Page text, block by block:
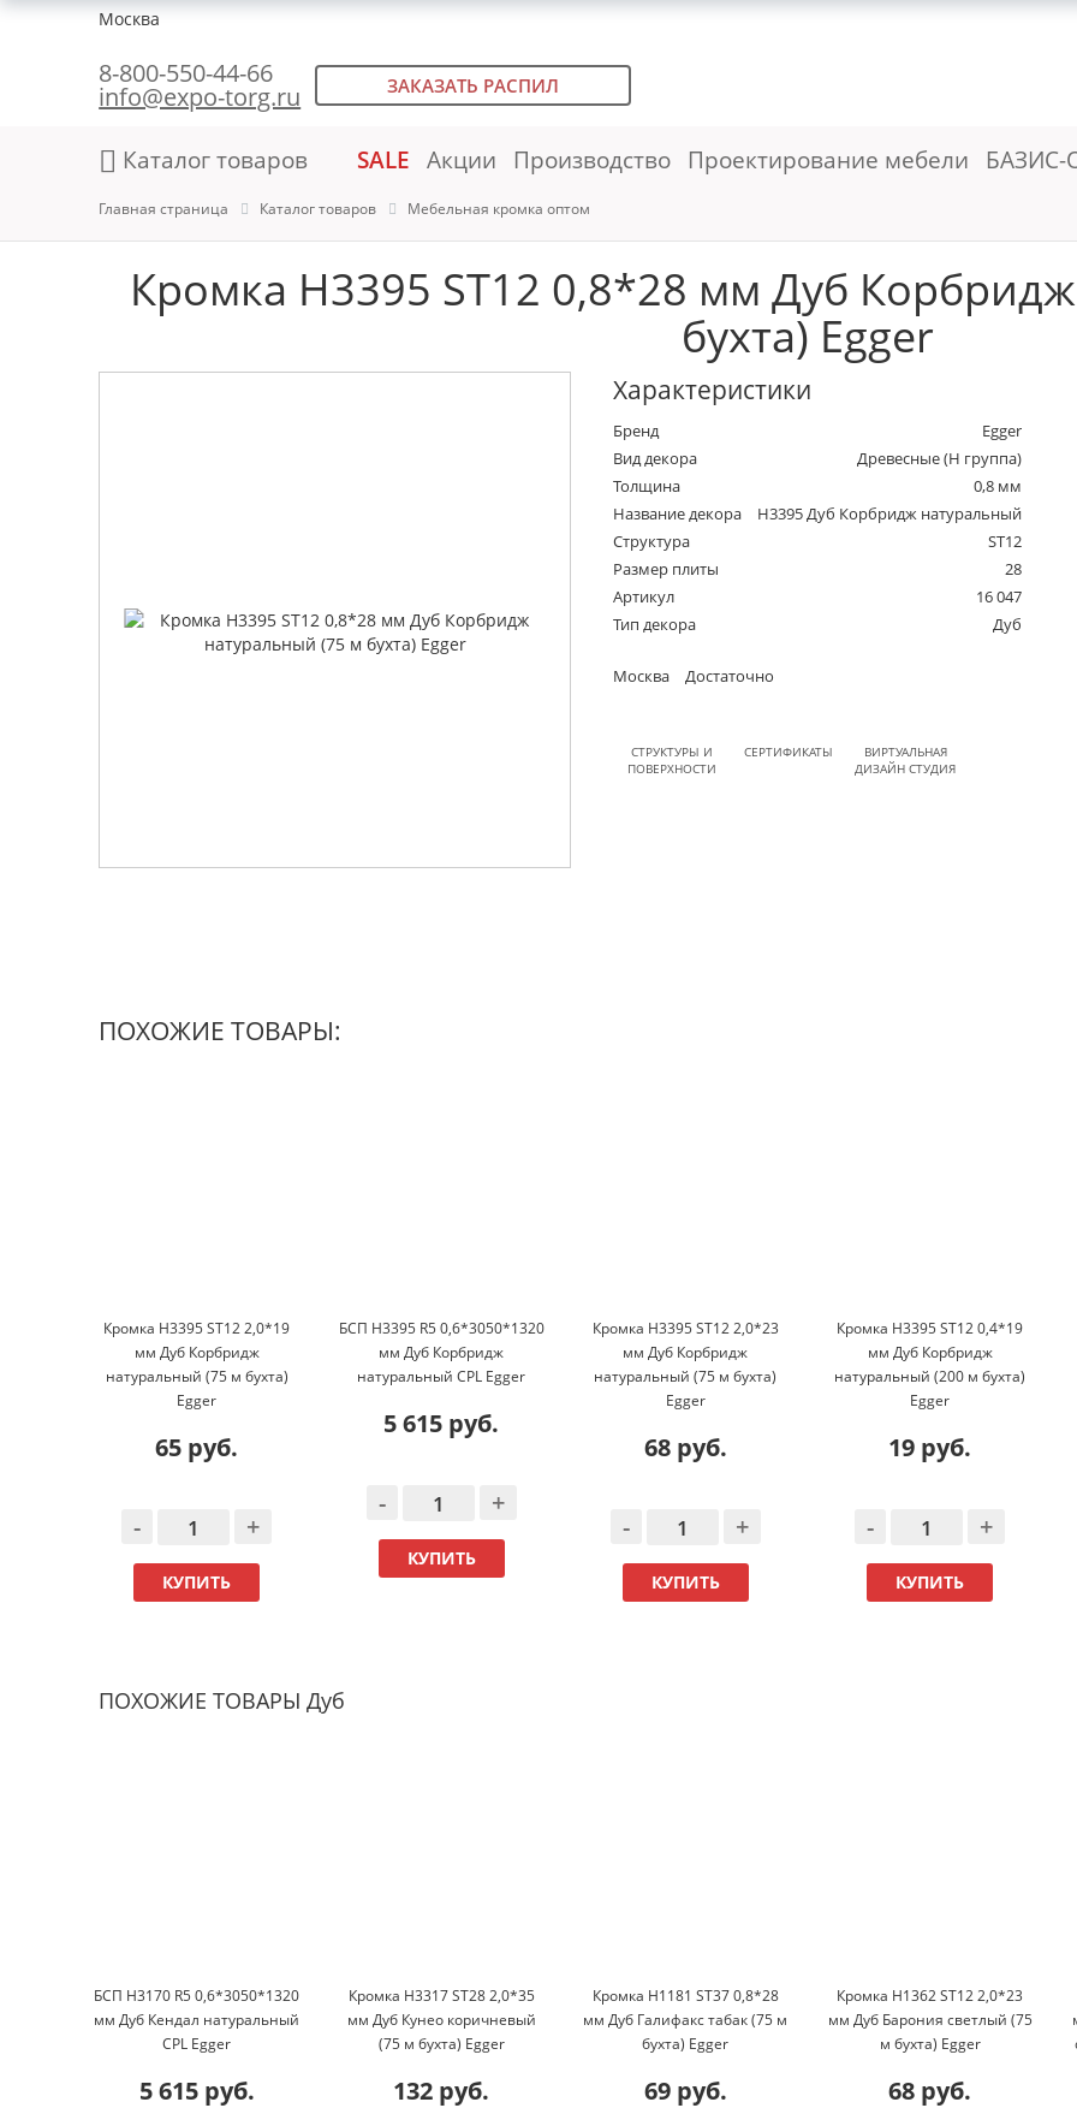
Москва
8-800-550-44-66
info@expo-torg.ru ЗАКАЗАТЬ РАСПИЛ
Каталог товаров SALE Акции Производство Проектирование мебели БАЗИС-
Главная страница Каталог товаров Мебельная кромка оптом
Кромка H3395 ST12 0,8*28 мм Дуб
бухта) Egger
Характеристики
Бренд
Egger
Вид декора
Древесные (Н группа)
Толщина
0,8 мм
Название декора
H3395 Дуб Корбридж натуральный
Структура
ST12
Размер плиты
28
Артикул
16 047
Тип декора
Дуб
Москва Достаточно
СТРУКТУРЫ И
ПОВЕРХНОСТИ
СЕРТИФИКАТЫ
ВИРТУАЛЬНАЯ
ДИЗАЙН СТУДИЯ
ПОХОЖИЕ ТОВАРЫ:
Кромка H3395 ST12 2,0*19
мм Дуб Корбридж
натуральный (75 м бухта)
Egger
65 руб.
- +
КУПИТЬ
БСП H3395 R5 0,6*3050*1320
мм Дуб Корбридж
натуральный CPL Egger
5 615 руб.
- +
КУПИТЬ
Кромка H3395 ST12 2,0*23
мм Дуб Корбридж
натуральный (75 м бухта)
Egger
68 руб.
- +
КУПИТЬ
Кромка H3395 ST12 0,4*19
мм Дуб Корбридж
натуральный (200 м бухта)
Egger
19 руб.
- +
КУПИТЬ
ПОХОЖИЕ ТОВАРЫ Дуб
БСП H3170 R5 0,6*3050*1320
мм Дуб Кендал натуральный
CPL Egger
5 615 руб.
Кромка H3317 ST28 2,0*35
мм Дуб Кунео коричневый
(75 м бухта) Egger
132 руб.
Кромка H1181 ST37 0,8*28
мм Дуб Галифакс табак (75 м
бухта) Egger
69 руб.
Кромка H1362 ST12 2,0*23
мм Дуб Барония светлый (75
м бухта) Egger
68 руб.